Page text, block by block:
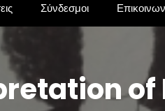
Σύνδεσμοι
of